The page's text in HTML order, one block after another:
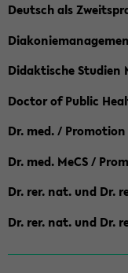
Deutsch als
Didaktische Studien
Doctor of Public
Dr. med. / Promotion
Dr. med. MeCS /
Dr. rer. nat. und Dr.
Dr. rer. nat. und Dr.